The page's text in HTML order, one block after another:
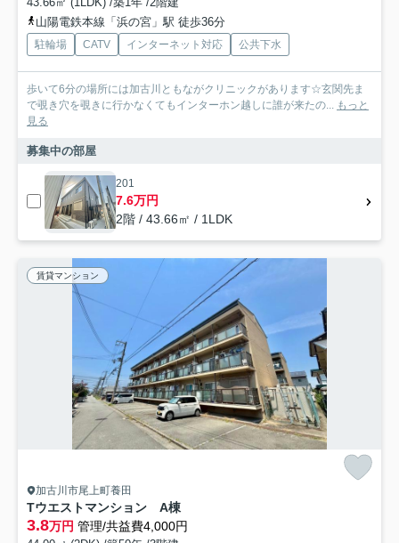
山陽電鉄本線「浜の宮」駅 徒歩36分
駐輪場 CATV インターネット対応 公共下水
歩いて6分の場所には加古川ともながクリニックがあります☆玄関先ま
で覗き穴を覗きに行かなくてもインターホン越しに誰が来たの...
もっと
見る
募集中の部屋
201
7.6万円
2階 / 43.66㎡ / 1LDK
賃貸マンション
加古川市尾上町養田
Tウエストマンション A棟
3.8万円 管理/共益費4,000円